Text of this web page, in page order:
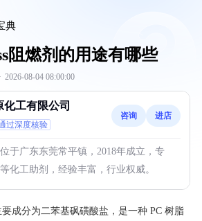
典
阻燃剂的用途有哪些
· 2026-08-04 08:00:00
化工有限公司
过深度核验
咨询 进店
于广东东莞常平镇，2018年成立，专
化工助剂，经验丰富，行业权威。
成分为二苯基砜磺酸盐，是一种 PC 树脂